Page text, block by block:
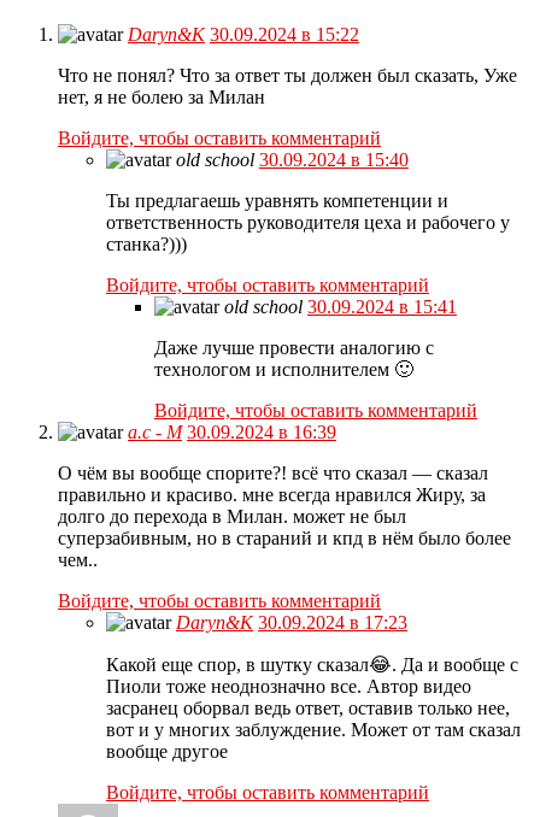
Daryn&K 30.09.2024 в 15:22
Что не понял? Что за ответ ты должен был сказать, Уже
нет, я не болею за Милан
Войдите, чтобы оставить комментарий
old school 30.09.2024 в 15:40
Ты предлагаешь уравнять компетенции и
ответственность руководителя цеха и рабочего у
станка?)))
Войдите, чтобы оставить комментарий
old school 30.09.2024 в 15:41
Даже лучше провести аналогию с
технологом и исполнителем 🙂
Войдите, чтобы оставить комментарий
а.с - М 30.09.2024 в 16:39
О чём вы вообще спорите?! всё что сказал — сказал
правильно и красиво. мне всегда нравился Жиру, за
долго до перехода в Милан. может не был
суперзабивным, но в стараний и кпд в нём было более
чем..
Войдите, чтобы оставить комментарий
Daryn&K 30.09.2024 в 17:23
Какой еще спор, в шутку сказал😂. Да и вообще с
Пиоли тоже неоднозначно все. Автор видео
засранец оборвал ведь ответ, оставив только нее,
вот и у многих заблуждение. Может от там сказал
вообще другое
Войдите, чтобы оставить комментарий